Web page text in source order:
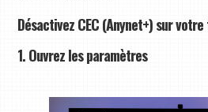
Désactivez CEC (Anynet+) sur
1. Ouvrez les paramètres